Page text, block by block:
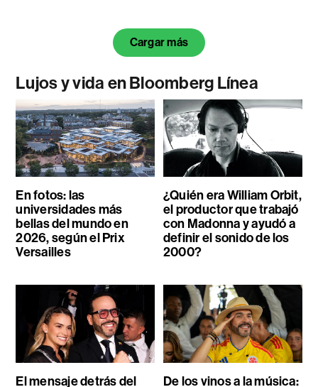
Cargar más
Lujos y vida en Bloomberg Línea
En fotos: las
universidades más
bellas del mundo en
2026, según el Prix
Versailles
¿Quién era William Orbit,
el productor que trabajó
con Madonna y ayudó a
definir el sonido de los
2000?
El mensaje detrás del
De los vinos a la música: